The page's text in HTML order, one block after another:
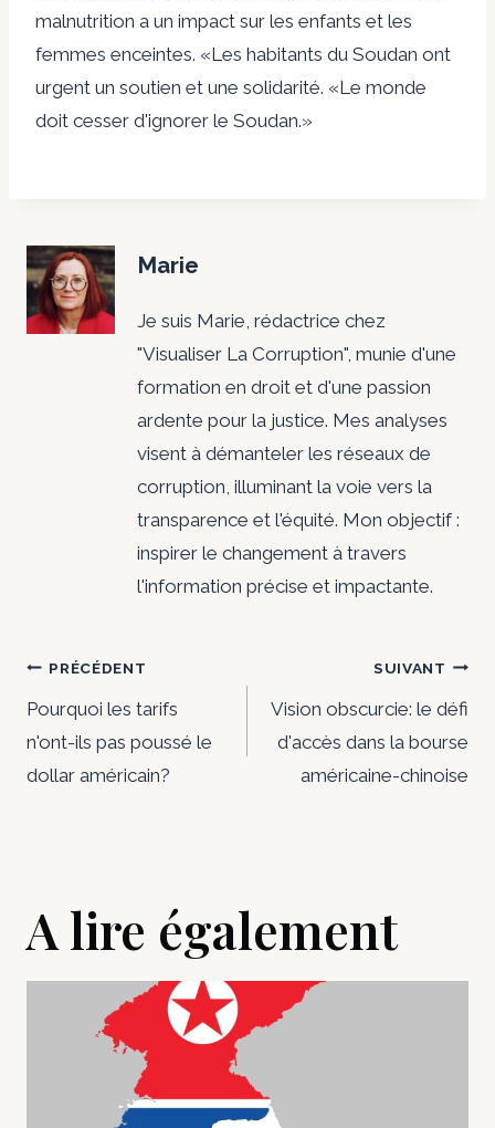
malnutrition a un impact sur les enfants et les
femmes enceintes. «Les habitants du Soudan ont
urgent un soutien et une solidarité. «Le monde
doit cesser d'ignorer le Soudan.»
Marie
Je suis Marie, rédactrice chez
"Visualiser La Corruption", munie d'une
formation en droit et d'une passion
ardente pour la justice. Mes analyses
visent à démanteler les réseaux de
corruption, illuminant la voie vers la
transparence et l'équité. Mon objectif :
inspirer le changement à travers
l'information précise et impactante.
Navigation
de
l’article
PRÉCÉDENT
Pourquoi les tarifs
n'ont-ils pas poussé le
dollar américain?
SUIVANT
Vision obscurcie: le défi
d'accès dans la bourse
américaine-chinoise
A lire également